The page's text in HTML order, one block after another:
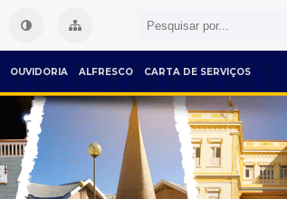
OUVIDORIA ALFRESCO CARTA DE SERVIÇOS